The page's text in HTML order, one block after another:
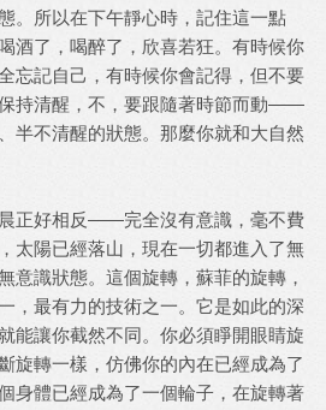
。所以在下午靜心時，記住這一點
了，喝醉了，欣喜若狂。有時候你
忘記自己，有時候你會記得，但不要
持清醒，不，要跟隨著時節而動——
半不清醒的狀態。那麼你就和大自然
好相反——完全沒有意識，毫不費
太陽已經落山，現在一切都進入了無
意識狀態。這個旋轉，蘇菲的旋轉，
，最有力的技術之一。它是如此的深
能讓你截然不同。你必須睜開眼睛旋
旋轉一樣，仿佛你的內在已經成為了
身體已經成為了一個輪子，在旋轉著